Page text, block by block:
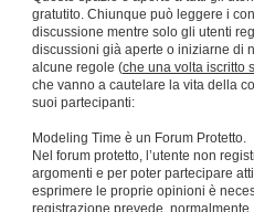
gratutito. Chiunque può leggere i
discussione mentre solo gli utenti
discussioni già aperte o iniziarne di
alcune regole (che una volta iscritto
che vanno a cautelare la vita della
suoi partecipanti:
Modeling Time è un Forum Protetto.
Nel forum protetto, l’utente non
argomenti e per poter partecipare
esprimere le proprie opinioni è
registrazione prevede,